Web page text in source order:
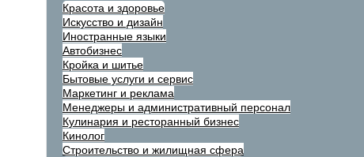
Красота и здоровье
Искусство и дизайн
Иностранные языки
Автобизнес
Кройка и шитье
Бытовые услуги и сервис
Маркетинг и реклама
Менеджеры и административный персонал
Кулинария и ресторанный бизнес
Кинолог
Строительство и жилищная сфера